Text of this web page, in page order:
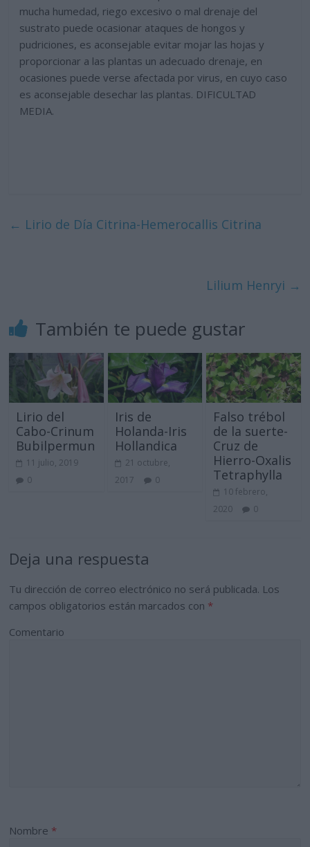
mucha humedad, riego excesivo o mal drenaje del
sustrato puede ocasionar ataques de hongos y
pudriciones, es aconsejable evitar mojar las hojas y
proporcionar a las plantas un adecuado drenaje, en
ocasiones puede verse afectada por virus, en cuyo caso
es aconsejable desechar las plantas. DIFICULTAD
MEDIA.
← Lirio de Día Citrina-Hemerocallis Citrina
Lilium Henryi →
También te puede gustar
Lirio del
Cabo-Crinum
Bubilpermun
11 julio, 2019
0
Iris de
Holanda-Iris
Hollandica
21 octubre,
2017
0
Falso trébol
de la suerte-
Cruz de
Hierro-Oxalis
Tetraphylla
10 febrero,
2020
0
Deja una respuesta
Tu dirección de correo electrónico no será publicada. Los
campos obligatorios están marcados con *
Comentario
Nombre *